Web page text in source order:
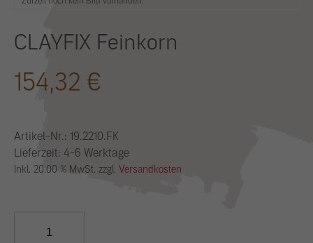
CLAYFIX Feinkorn
154,32 €
Artikel-Nr.: 19.2210.FK
Lieferzeit: 4-6 Werktage
Inkl. 20.00 % MwSt. zzgl. Versandkosten
Feinkorn